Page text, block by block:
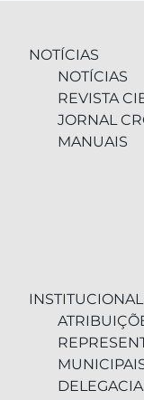
NOTÍCIAS
NOTÍCIAS
REVISTA
JORNAL
MANUAIS
INSTITUCIONAL